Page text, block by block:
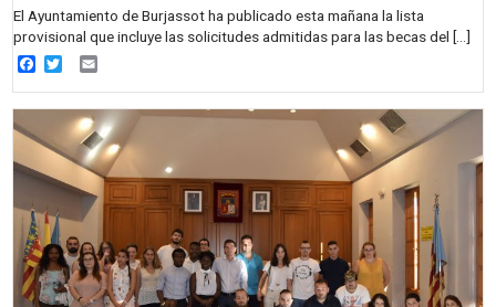
El Ayuntamiento de Burjassot ha publicado esta mañana la lista
provisional que incluye las solicitudes admitidas para las becas del […]
Facebook
Twitter